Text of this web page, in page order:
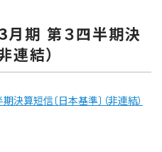
月期 第３四半期決
連結）
決算短信〔日本基準〕（非連結）